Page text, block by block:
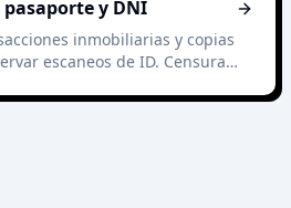
pasaporte y DNI
inmobiliarias y copias
escaneos de ID. Censura